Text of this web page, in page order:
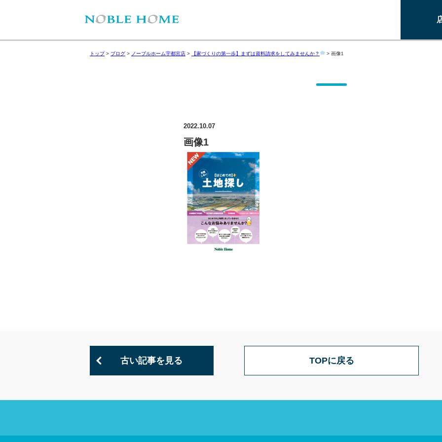
トップ> ブログ > ノーブルホーム宇都宮店 > 【家づくりの第一歩】まずは資料請求をしてみませんか？ >画像1
2022.10.07
画像1
古い記事を見る TOPに戻る